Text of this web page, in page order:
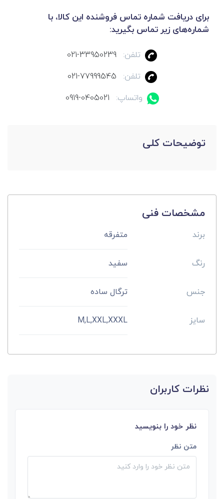
برای دریافت شماره تماس فروشنده این کالا، با
شماره‌های زیر تماس بگیرید:
تلفن:
021-33950239
تلفن:
021-77999545
واتساپ:
0919-0405021
توضیحات کلی
مشخصات فنی
برند متفرقه
رنگ سفید
جنس ترگال ساده
سایز M,L,XXL,XXXL
نظرات کاربران
نظر خود را بنویسید
متن نظر